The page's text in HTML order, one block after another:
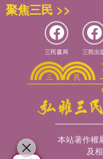
聚焦三民 >>
三民書局 三民出
本站著作權
及